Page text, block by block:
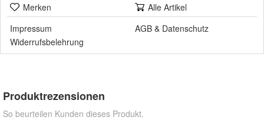
Merken
Alle Artikel
Impressum
AGB & Datenschutz
Widerrufsbelehrung
Produktrezensionen
So beurteilen Kunden dieses Produkt.